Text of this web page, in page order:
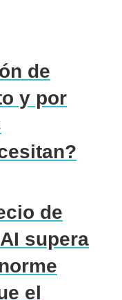
de
y por
de
supera
el